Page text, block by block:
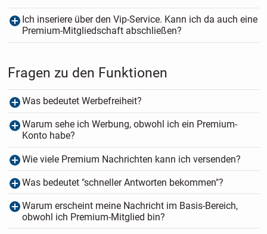
Ich inseriere über den Vip-Service. Kann ich da auch eine
Premium-Mitgliedschaft abschließen?
Fragen zu den Funktionen
Was bedeutet Werbefreiheit?
Warum sehe ich Werbung, obwohl ich ein Premium-
Konto habe?
Wie viele Premium Nachrichten kann ich versenden?
Was bedeutet "schneller Antworten bekommen"?
Warum erscheint meine Nachricht im Basis-Bereich,
obwohl ich Premium-Mitglied bin?